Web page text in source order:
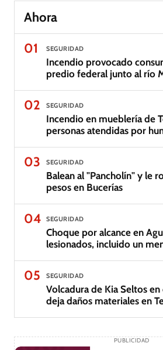
Ahora
01
SEGURIDAD
Incendio provocado
predio federal junto al río
02 SEGURIDAD
Incendio en mueblería de
personas atendidas por
03 SEGURIDAD
Balean al "Pancholín" y le
pesos en Bucerías
04 SEGURIDAD
Choque por alcance en
lesionados, incluido un
05 SEGURIDAD
Volcadura de Kia Seltos
deja daños materiales en
PUBLICIDAD